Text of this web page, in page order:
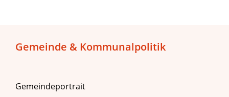
Gemeinde & Kommunalpolitik
Gemeindeportrait